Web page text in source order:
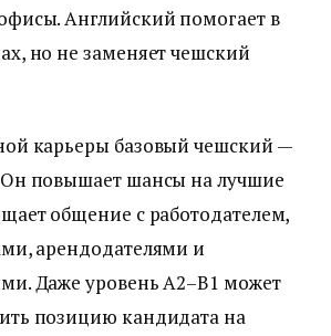
Английский помогает в
но не заменяет чешский
карьеры базовый чешский —
повышает шансы на лучшие
общение с работодателем,
арендодателями и
Даже уровень A2–B1 может
позицию кандидата на